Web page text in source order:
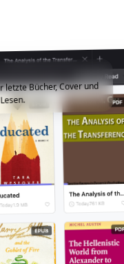
letzte Bücher, Cover und